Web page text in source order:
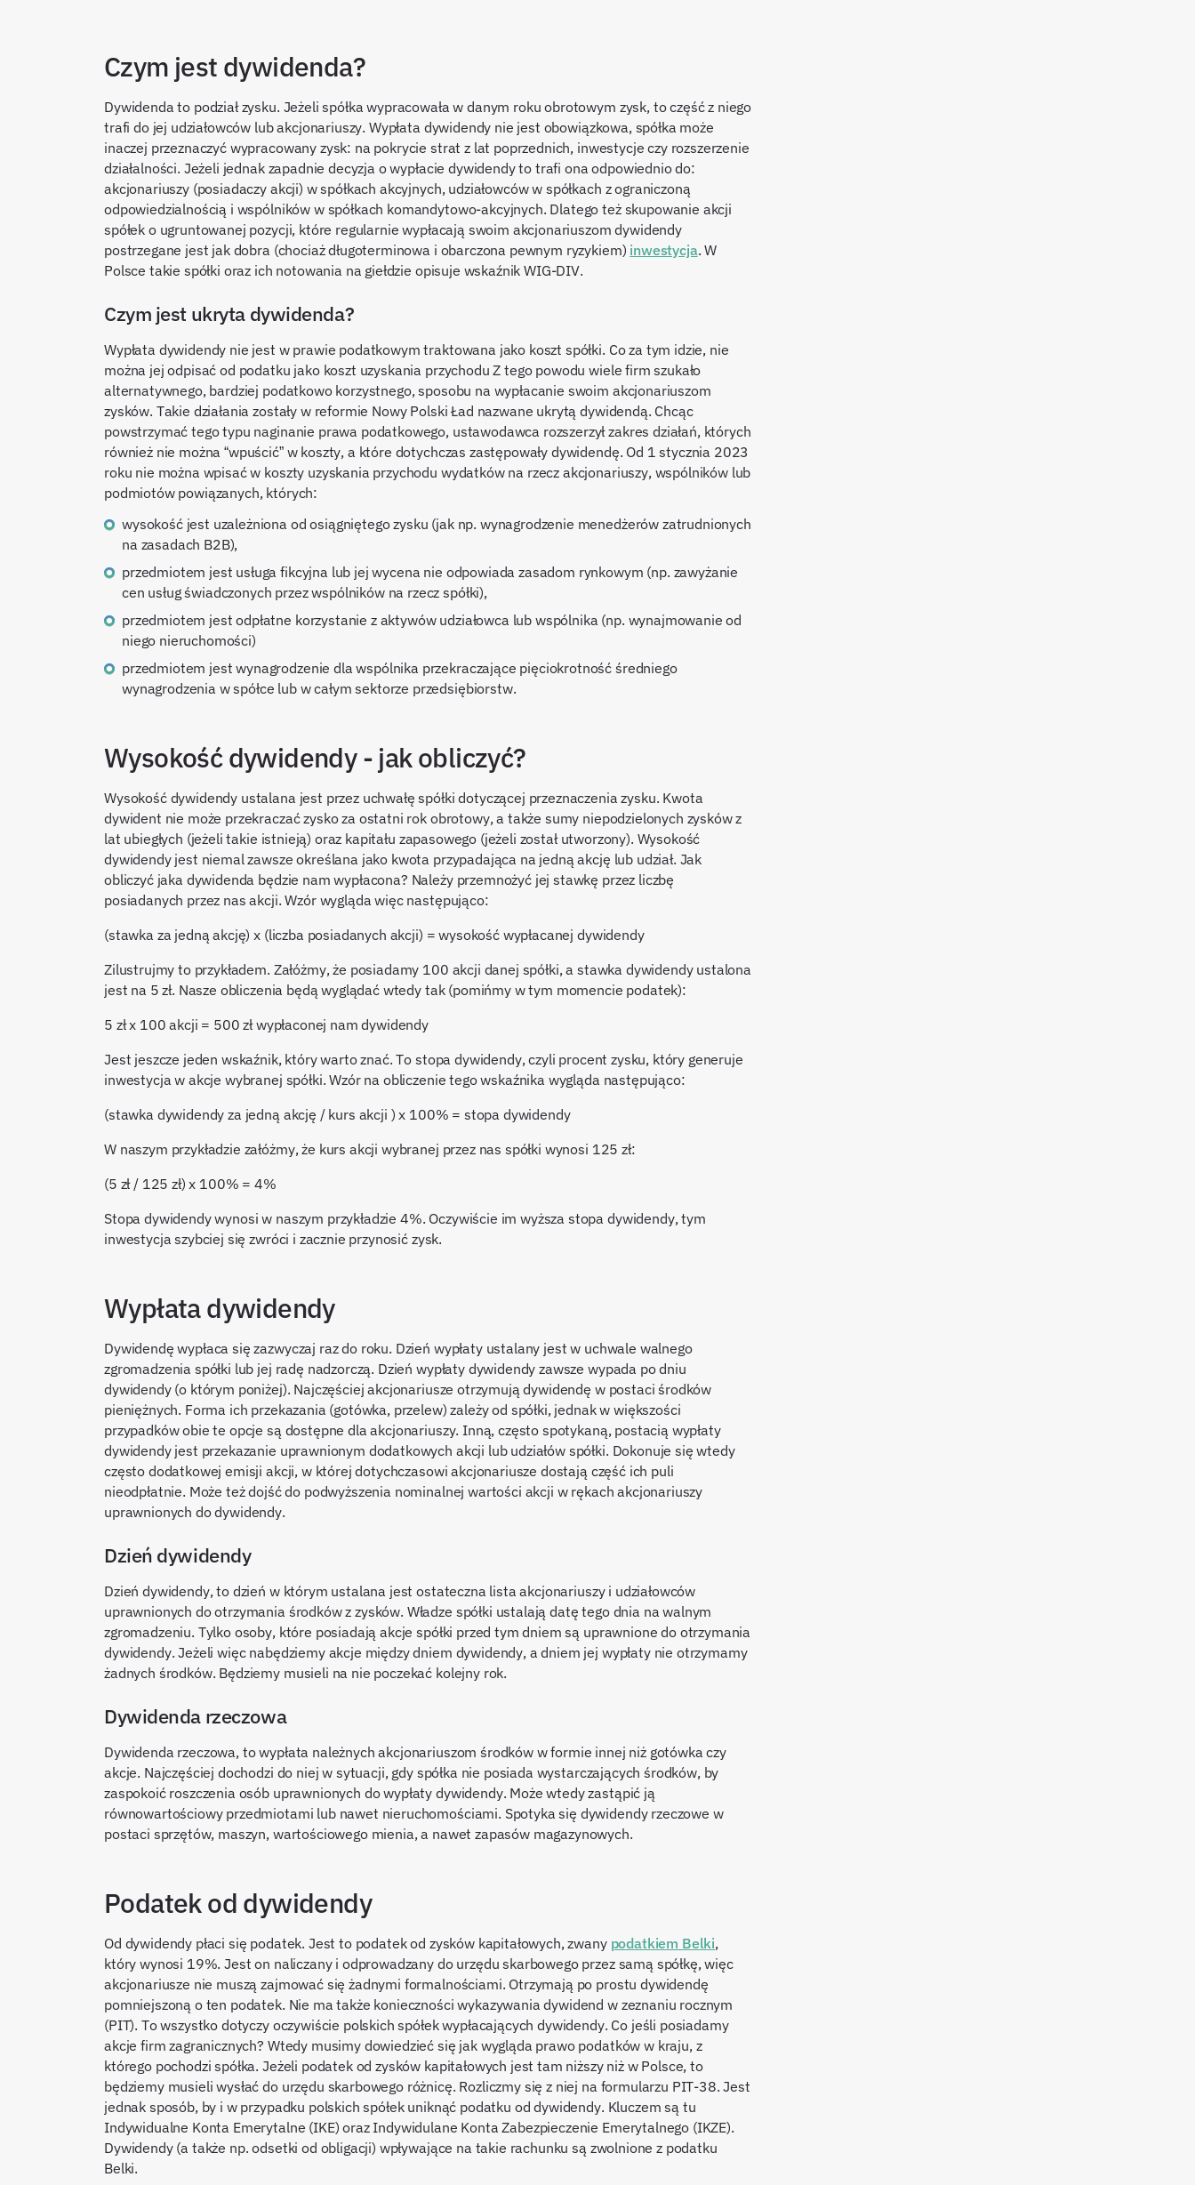
Czym jest dywidenda?
Dywidenda to podział zysku. Jeżeli spółka wypracowała w danym roku obrotowym zysk, to część z niego
trafi do jej udziałowców lub akcjonariuszy. Wypłata dywidendy nie jest obowiązkowa, spółka może
inaczej przeznaczyć wypracowany zysk: na pokrycie strat z lat poprzednich, inwestycje czy rozszerzenie
działalności. Jeżeli jednak zapadnie decyzja o wypłacie dywidendy to trafi ona odpowiednio do:
akcjonariuszy (posiadaczy akcji) w spółkach akcyjnych, udziałowców w spółkach z ograniczoną
odpowiedzialnością i wspólników w spółkach komandytowo-akcyjnych. Dlatego też skupowanie akcji
spółek o ugruntowanej pozycji, które regularnie wypłacają swoim akcjonariuszom dywidendy
postrzegane jest jak dobra (chociaż długoterminowa i obarczona pewnym ryzykiem) inwestycja. W
Polsce takie spółki oraz ich notowania na giełdzie opisuje wskaźnik WIG-DIV.
Czym jest ukryta dywidenda?
Wypłata dywidendy nie jest w prawie podatkowym traktowana jako koszt spółki. Co za tym idzie, nie
można jej odpisać od podatku jako koszt uzyskania przychodu Z tego powodu wiele firm szukało
alternatywnego, bardziej podatkowo korzystnego, sposobu na wypłacanie swoim akcjonariuszom
zysków. Takie działania zostały w reformie Nowy Polski Ład nazwane ukrytą dywidendą. Chcąc
powstrzymać tego typu naginanie prawa podatkowego, ustawodawca rozszerzył zakres działań, których
również nie można “wpuścić” w koszty, a które dotychczas zastępowały dywidendę. Od 1 stycznia 2023
roku nie można wpisać w koszty uzyskania przychodu wydatków na rzecz akcjonariuszy, wspólników lub
podmiotów powiązanych, których:
wysokość jest uzależniona od osiągniętego zysku (jak np. wynagrodzenie menedżerów zatrudnionych
na zasadach B2B),
przedmiotem jest usługa fikcyjna lub jej wycena nie odpowiada zasadom rynkowym (np. zawyżanie
cen usług świadczonych przez wspólników na rzecz spółki),
przedmiotem jest odpłatne korzystanie z aktywów udziałowca lub wspólnika (np. wynajmowanie od
niego nieruchomości)
przedmiotem jest wynagrodzenie dla wspólnika przekraczające pięciokrotność średniego
wynagrodzenia w spółce lub w całym sektorze przedsiębiorstw.
Wysokość dywidendy - jak obliczyć?
Wysokość dywidendy ustalana jest przez uchwałę spółki dotyczącej przeznaczenia zysku. Kwota
dywident nie może przekraczać zysko za ostatni rok obrotowy, a także sumy niepodzielonych zysków z
lat ubiegłych (jeżeli takie istnieją) oraz kapitału zapasowego (jeżeli został utworzony). Wysokość
dywidendy jest niemal zawsze określana jako kwota przypadająca na jedną akcję lub udział. Jak
obliczyć jaka dywidenda będzie nam wypłacona? Należy przemnożyć jej stawkę przez liczbę
posiadanych przez nas akcji. Wzór wygląda więc następująco:
(stawka za jedną akcję) x (liczba posiadanych akcji) = wysokość wypłacanej dywidendy
Zilustrujmy to przykładem. Załóżmy, że posiadamy 100 akcji danej spółki, a stawka dywidendy ustalona
jest na 5 zł. Nasze obliczenia będą wyglądać wtedy tak (pomińmy w tym momencie podatek):
5 zł x 100 akcji = 500 zł wypłaconej nam dywidendy
Jest jeszcze jeden wskaźnik, który warto znać. To stopa dywidendy, czyli procent zysku, który generuje
inwestycja w akcje wybranej spółki. Wzór na obliczenie tego wskaźnika wygląda następująco:
(stawka dywidendy za jedną akcję / kurs akcji ) x 100% = stopa dywidendy
W naszym przykładzie załóżmy, że kurs akcji wybranej przez nas spółki wynosi 125 zł:
(5 zł / 125 zł) x 100% = 4%
Stopa dywidendy wynosi w naszym przykładzie 4%. Oczywiście im wyższa stopa dywidendy, tym
inwestycja szybciej się zwróci i zacznie przynosić zysk.
Wypłata dywidendy
Dywidendę wypłaca się zazwyczaj raz do roku. Dzień wypłaty ustalany jest w uchwale walnego
zgromadzenia spółki lub jej radę nadzorczą. Dzień wypłaty dywidendy zawsze wypada po dniu
dywidendy (o którym poniżej). Najczęściej akcjonariusze otrzymują dywidendę w postaci środków
pieniężnych. Forma ich przekazania (gotówka, przelew) zależy od spółki, jednak w większości
przypadków obie te opcje są dostępne dla akcjonariuszy. Inną, często spotykaną, postacią wypłaty
dywidendy jest przekazanie uprawnionym dodatkowych akcji lub udziałów spółki. Dokonuje się wtedy
często dodatkowej emisji akcji, w której dotychczasowi akcjonariusze dostają część ich puli
nieodpłatnie. Może też dojść do podwyższenia nominalnej wartości akcji w rękach akcjonariuszy
uprawnionych do dywidendy.
Dzień dywidendy
Dzień dywidendy, to dzień w którym ustalana jest ostateczna lista akcjonariuszy i udziałowców
uprawnionych do otrzymania środków z zysków. Władze spółki ustalają datę tego dnia na walnym
zgromadzeniu. Tylko osoby, które posiadają akcje spółki przed tym dniem są uprawnione do otrzymania
dywidendy. Jeżeli więc nabędziemy akcje między dniem dywidendy, a dniem jej wypłaty nie otrzymamy
żadnych środków. Będziemy musieli na nie poczekać kolejny rok.
Dywidenda rzeczowa
Dywidenda rzeczowa, to wypłata należnych akcjonariuszom środków w formie innej niż gotówka czy
akcje. Najczęściej dochodzi do niej w sytuacji, gdy spółka nie posiada wystarczających środków, by
zaspokoić roszczenia osób uprawnionych do wypłaty dywidendy. Może wtedy zastąpić ją
równowartościowy przedmiotami lub nawet nieruchomościami. Spotyka się dywidendy rzeczowe w
postaci sprzętów, maszyn, wartościowego mienia, a nawet zapasów magazynowych.
Podatek od dywidendy
Od dywidendy płaci się podatek. Jest to podatek od zysków kapitałowych, zwany podatkiem Belki,
który wynosi 19%. Jest on naliczany i odprowadzany do urzędu skarbowego przez samą spółkę, więc
akcjonariusze nie muszą zajmować się żadnymi formalnościami. Otrzymają po prostu dywidendę
pomniejszoną o ten podatek. Nie ma także konieczności wykazywania dywidend w zeznaniu rocznym
(PIT). To wszystko dotyczy oczywiście polskich spółek wypłacających dywidendy. Co jeśli posiadamy
akcje firm zagranicznych? Wtedy musimy dowiedzieć się jak wygląda prawo podatków w kraju, z
którego pochodzi spółka. Jeżeli podatek od zysków kapitałowych jest tam niższy niż w Polsce, to
będziemy musieli wysłać do urzędu skarbowego różnicę. Rozliczmy się z niej na formularzu PIT-38. Jest
jednak sposób, by i w przypadku polskich spółek uniknąć podatku od dywidendy. Kluczem są tu
Indywidualne Konta Emerytalne (IKE) oraz Indywidulane Konta Zabezpieczenie Emerytalnego (IKZE).
Dywidendy (a także np. odsetki od obligacji) wpływające na takie rachunku są zwolnione z podatku
Belki.